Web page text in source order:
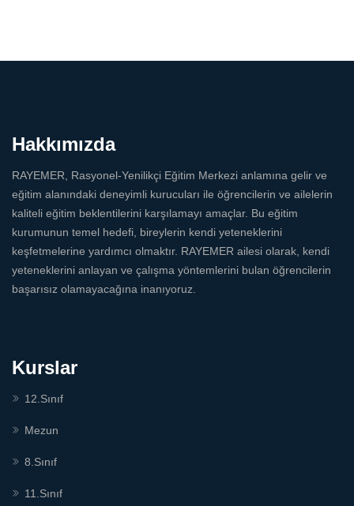
Hakkımızda
RAYEMER, Rasyonel-Yenilikçi Eğitim Merkezi anlamına gelir ve
eğitim alanındaki deneyimli kurucuları ile öğrencilerin ve ailelerin
kaliteli eğitim beklentilerini karşılamayı amaçlar. Bu eğitim
kurumunun temel hedefi, bireylerin kendi yeteneklerini
keşfetmelerine yardımcı olmaktır. RAYEMER ailesi olarak, kendi
yeteneklerini anlayan ve çalışma yöntemlerini bulan öğrencilerin
başarısız olamayacağına inanıyoruz.
Kurslar
12.Sınıf
Mezun
8.Sınıf
11.Sınıf